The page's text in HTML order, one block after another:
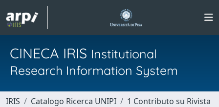
CINECA IRIS Institutional
Research Information System
IRIS Catalogo Ricerca UNIPI
1 Contributo su Rivista